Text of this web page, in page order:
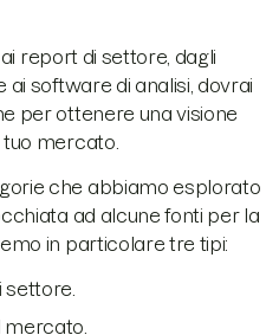
report di settore, dagli
software di analisi, dovrai
per ottenere una visione
mercato.
che abbiamo esplorato
ad alcune fonti per la
in particolare tre tipi:
settore.
mercato.